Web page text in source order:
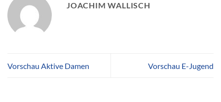
JOACHIM WALLISCH
Vorschau Aktive Damen Vorschau E-Jugend